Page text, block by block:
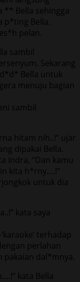
** Bella sehingga
p*ting Bella.
pelan.
sambil
Sekarang
Bella untuk
menuju bagian
sambil
hitam nih..!” ujar
dipakai Bella.
Indra, “Dan kamu
kita h*rny….!”
untuk dia
kata saya
terhadap
perlahan
pakaian dal*mnya.
kata Bella